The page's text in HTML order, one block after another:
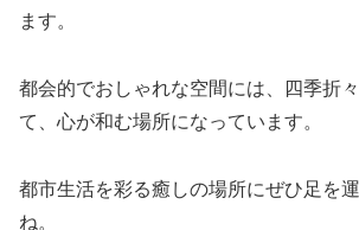
ます。
都会的でおしゃれな空間には、四季折
て、心が和む場所になっています。
都市生活を彩る癒しの場所にぜひ足を
ね。